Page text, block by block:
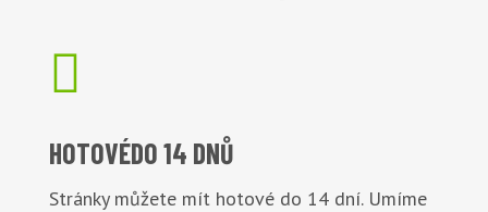

HOTOVÉDO 14 DNŮ
Stránky můžete mít hotové do 14 dní. Umíme